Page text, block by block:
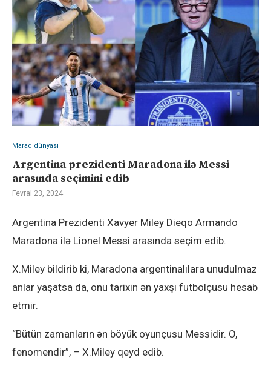
Maraq dünyası
Argentina prezidenti Maradona ilə Messi
arasında seçimini edib
Fevral 23, 2024
Argentina Prezidenti Xavyer Miley Dieqo Armando
Maradona ilə Lionel Messi arasında seçim edib.
X.Miley bildirib ki, Maradona argentinalılara unudulmaz
anlar yaşatsa da, onu tarixin ən yaxşı futbolçusu hesab
etmir.
“Bütün zamanların ən böyük oyunçusu Messidir. O,
fenomendir”, – X.Miley qeyd edib.